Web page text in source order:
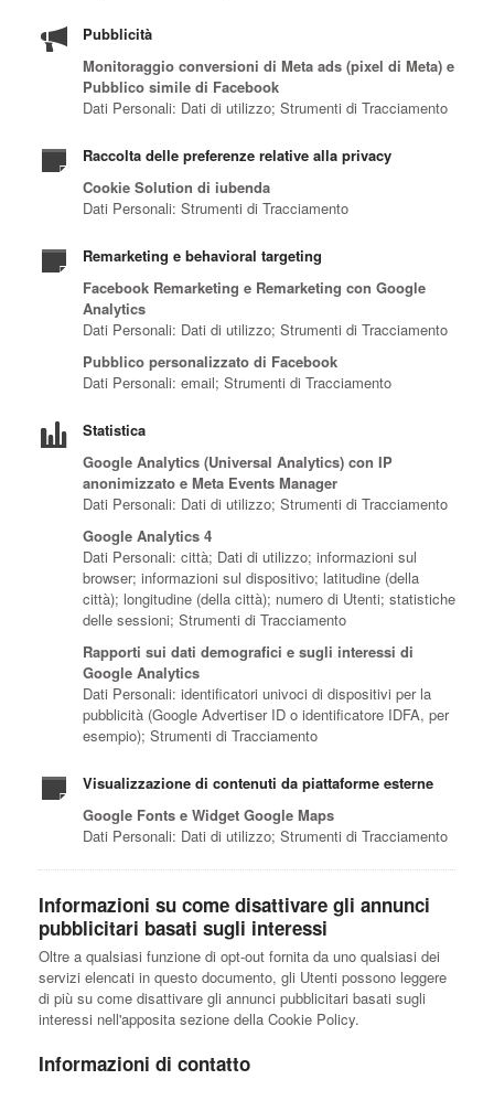
Pubblicità
Monitoraggio conversioni di Meta ads (pixel di Meta) e
Pubblico simile di Facebook
Dati Personali: Dati di utilizzo; Strumenti di Tracciamento
Raccolta delle preferenze relative alla privacy
Cookie Solution di iubenda
Dati Personali: Strumenti di Tracciamento
Remarketing e behavioral targeting
Facebook Remarketing e Remarketing con Google
Analytics
Dati Personali: Dati di utilizzo; Strumenti di Tracciamento
Pubblico personalizzato di Facebook
Dati Personali: email; Strumenti di Tracciamento
Statistica
Google Analytics (Universal Analytics) con IP
anonimizzato e Meta Events Manager
Dati Personali: Dati di utilizzo; Strumenti di Tracciamento
Google Analytics 4
Dati Personali: città; Dati di utilizzo; informazioni sul
browser; informazioni sul dispositivo; latitudine (della
città); longitudine (della città); numero di Utenti; statistiche
delle sessioni; Strumenti di Tracciamento
Rapporti sui dati demografici e sugli interessi di
Google Analytics
Dati Personali: identificatori univoci di dispositivi per la
pubblicità (Google Advertiser ID o identificatore IDFA, per
esempio); Strumenti di Tracciamento
Visualizzazione di contenuti da piattaforme esterne
Google Fonts e Widget Google Maps
Dati Personali: Dati di utilizzo; Strumenti di Tracciamento
Informazioni su come disattivare gli annunci
pubblicitari basati sugli interessi
Oltre a qualsiasi funzione di opt-out fornita da uno qualsiasi dei
servizi elencati in questo documento, gli Utenti possono leggere
di più su come disattivare gli annunci pubblicitari basati sugli
interessi nell'apposita sezione della Cookie Policy.
Informazioni di contatto